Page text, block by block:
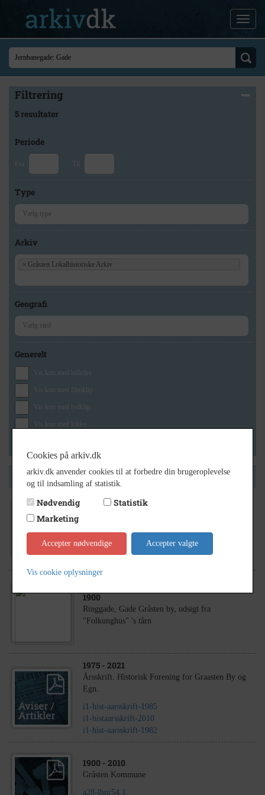
Filtrering
5 resultater
Periode
Fra Til
Type
Arkiv
× Gråsten Lokalhistoriske Arkiv
Geografi
Generelt
Vis kun med billeder
Vis kun med filmklip
Vis kun med lydklip
Vis kun med kilder
Side 1 af 1
Jernbanegade 11
1900
Ringgade, Gade Gråsten by, udsigt fra
"Folkunghus" 's tårn
1975 - 2021
Årsskrift. Historisk Forening for Graasten By og
Egn.
i1-hist-aarsskrift-1985
i1-histaarsskrift-2010
i1-hist-aarsskrift-1982
1900 - 2010
Gråsten Kommune
a28-lbnr54.1
Cookies på arkiv.dk
arkiv.dk anvender cookies til at forbedre din brugeroplevelse
og til indsamling af statistik.
Nødvendig
Statistik
Marketing
Accepter nødvendige Accepter valgte
Vis cookie oplysninger